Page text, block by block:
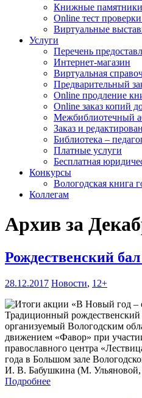
Книжные памятники
Online тест
Виртуальные
Услуги
Перечень
Интернет-магазин
Виртуальная
Предварительный
Online продление
Online заказ копий
Межбиблиотечный
Заказ и
Библиотека –
Платные услуги
Бесплатная
Конкурсы
Вологодская книга
Коллегам
Архив за
Рождественский бал
28.12.2017 Новости, 12+
Традиционный
организуемый Вологодским
движением «Фавор» при
православного центра
года в Большом зале
И. В. Бабушкина (М. Ульяновой,
Подробнее